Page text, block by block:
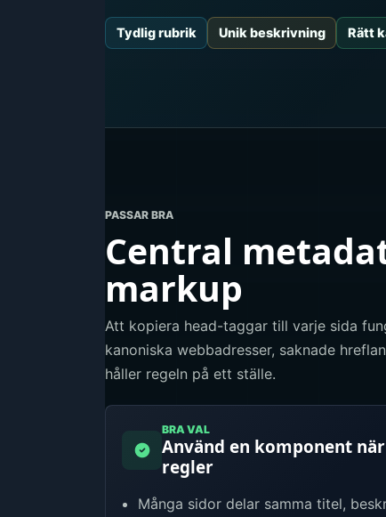
Tydlig rubrik Unik beskrivning Rätt
PASSAR BRA
Central
markup
Att kopiera head-taggar till varje sida
kanoniska webbadresser, saknade
håller regeln på ett ställe.
BRA VAL
Använd en komponent
regler
Många sidor delar samma titel,